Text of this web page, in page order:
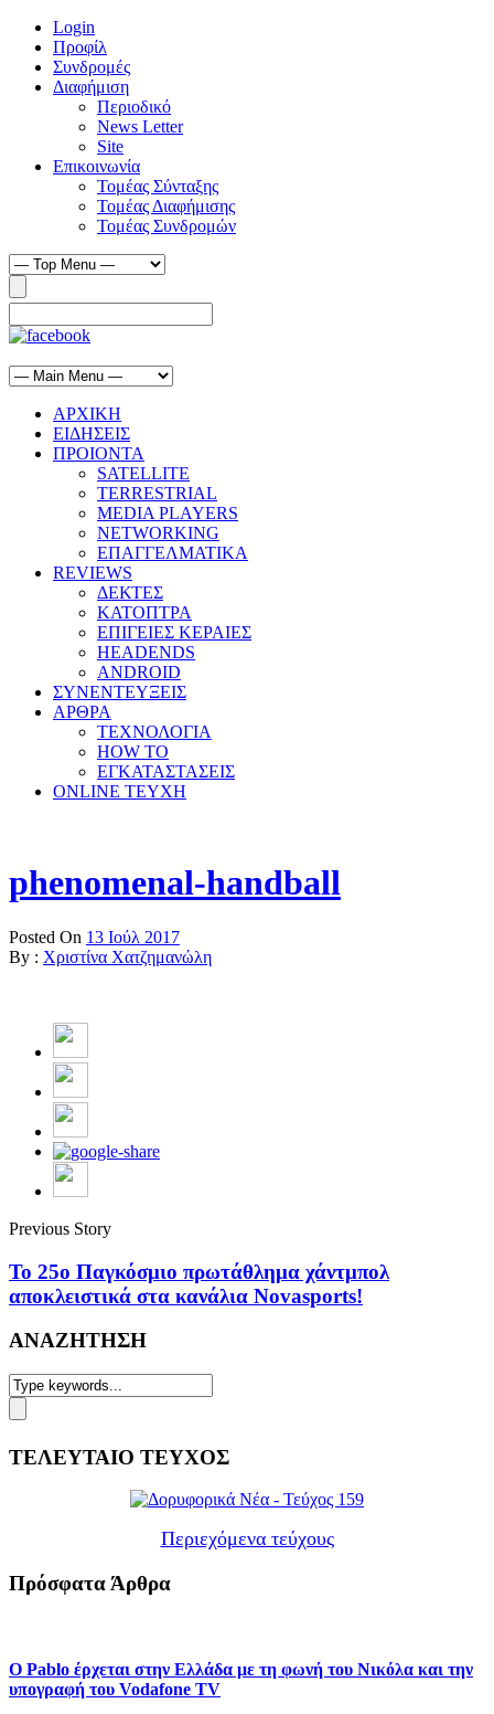
Login
Προφίλ
Συνδρομές
Διαφήμιση
Περιοδικό
News Letter
Site
Επικοινωνία
Τομέας Σύνταξης
Τομέας Διαφήμισης
Τομέας Συνδρομών
ΑΡΧΙΚΗ
ΕΙΔΗΣΕΙΣ
ΠΡΟΙΟΝΤΑ
SATELLITE
TERRESTRIAL
MEDIA PLAYERS
NETWORKING
ΕΠΑΓΓΕΛΜΑΤΙΚΑ
REVIEWS
ΔΕΚΤΕΣ
ΚΑΤΟΠΤΡΑ
ΕΠΙΓΕΙΕΣ ΚΕΡΑΙΕΣ
HEADENDS
ANDROID
ΣΥΝΕΝΤΕΥΞΕΙΣ
ΑΡΘΡΑ
ΤΕΧΝΟΛΟΓΙΑ
HOW TO
ΕΓΚΑΤΑΣΤΑΣΕΙΣ
ONLINE TEYXH
phenomenal-handball
Posted On 13 Ιούλ 2017
By : Χριστίνα Χατζημανώλη
Previous Story
Το 25ο Παγκόσμιο πρωτάθλημα χάντμπολ
αποκλειστικά στα κανάλια Novasports!
ΑΝΑΖΗΤΗΣΗ
ΤΕΛΕΥΤΑΙΟ ΤΕΥΧΟΣ
Περιεχόμενα τεύχους
Πρόσφατα Άρθρα
Ο Pablo έρχεται στην Ελλάδα με τη φωνή του Νικόλα και την
υπογραφή του Vodafone TV